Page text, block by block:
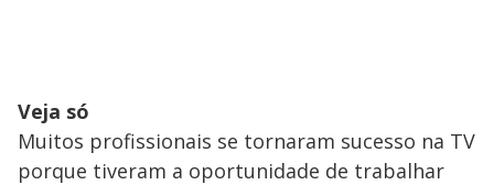
Veja só
Muitos profissionais se tornaram sucesso na TV
porque tiveram a oportunidade de trabalhar